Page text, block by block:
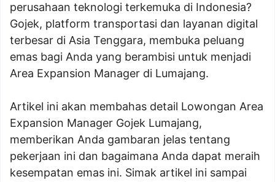
perusahaan teknologi terkemuka di Indonesia?
Gojek, platform transportasi dan layanan digital
terbesar di Asia Tenggara, membuka peluang
emas bagi Anda yang berambisi untuk menjadi
Area Expansion Manager di Lumajang.
Artikel ini akan membahas detail Lowongan Area
Expansion Manager Gojek Lumajang,
memberikan Anda gambaran jelas tentang
pekerjaan ini dan bagaimana Anda dapat meraih
kesempatan emas ini. Simak artikel ini sampai